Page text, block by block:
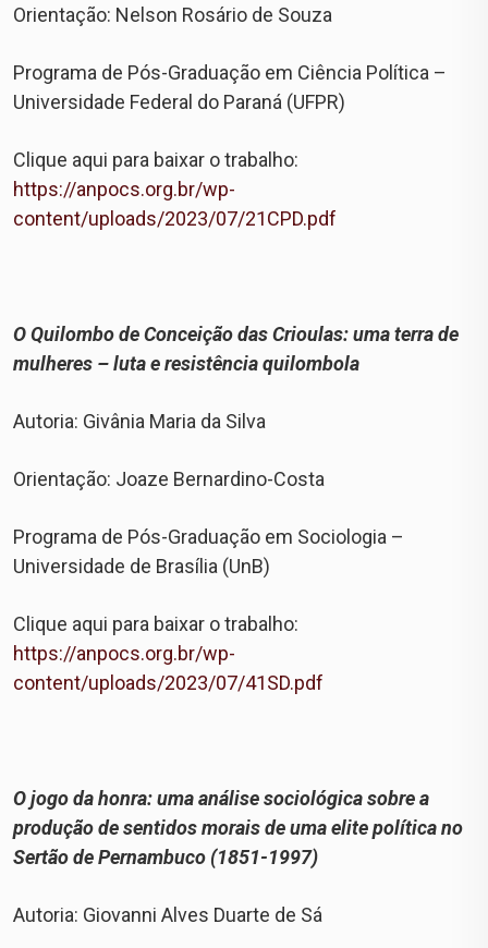
Orientação: Nelson Rosário de Souza
Programa de Pós-Graduação em Ciência Política –
Universidade Federal do Paraná (UFPR)
Clique aqui para baixar o trabalho:
https://anpocs.org.br/wp-
content/uploads/2023/07/21CPD.pdf
O Quilombo de Conceição das Crioulas: uma terra de
mulheres – luta e resistência quilombola
Autoria: Givânia Maria da Silva
Orientação: Joaze Bernardino-Costa
Programa de Pós-Graduação em Sociologia –
Universidade de Brasília (UnB)
Clique aqui para baixar o trabalho:
https://anpocs.org.br/wp-
content/uploads/2023/07/41SD.pdf
O jogo da honra: uma análise sociológica sobre a
produção de sentidos morais de uma elite política no
Sertão de Pernambuco (1851-1997)
Autoria: Giovanni Alves Duarte de Sá